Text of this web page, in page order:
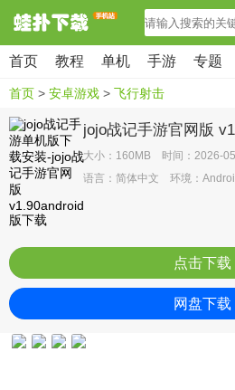
首页 教程 单机 手游 专题
首页 > 安卓游戏 > 飞行射击
jojo战记手游官网版
大小：160MB 时间：2026-
语言：简体中文 环境：
点击下载
网盘下载